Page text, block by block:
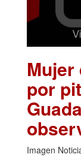
Mujer
por
Imagen